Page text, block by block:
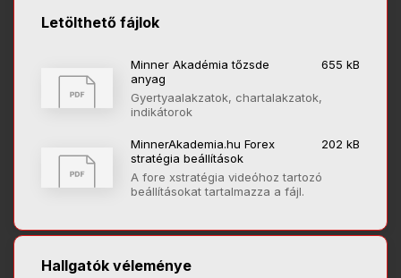
Letölthető fájlok
Minner Akadémia tőzsde
anyag
655 kB
Gyertyaalakzatok, chartalakzatok,
indikátorok
MinnerAkademia.hu Forex
stratégia beállítások
202 kB
A fore xstratégia videóhoz tartozó
beállításokat tartalmazza a fájl.
Hallgatók véleménye